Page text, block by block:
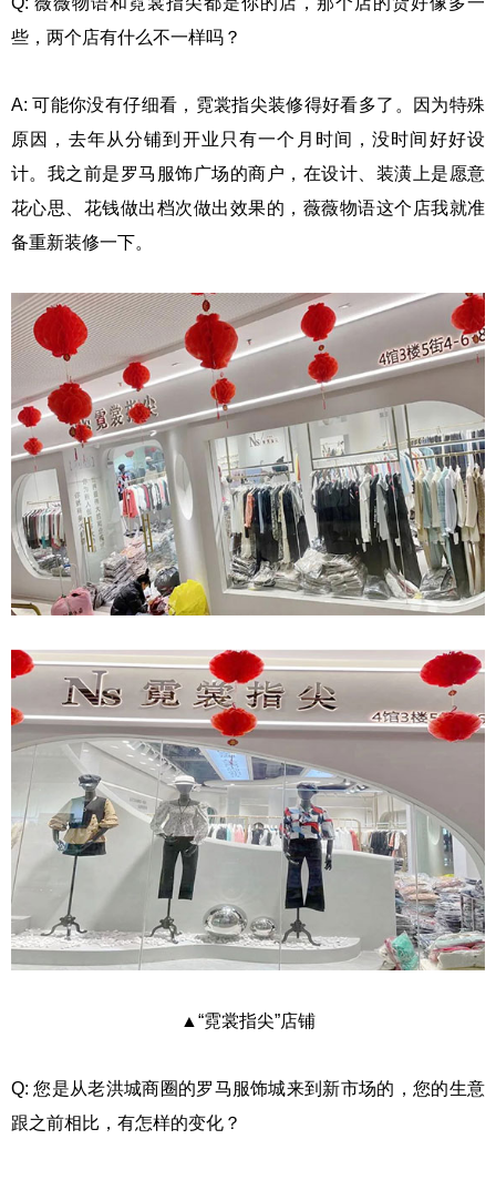
些，两个店有什么不一样吗？
A: 可能你没有仔细看，霓裳指尖装修得好看多了。因为特殊
原因，去年从分铺到开业只有一个月时间，没时间好好设
计。我之前是罗马服饰广场的商户，在设计、装潢上是愿意
花心思、花钱做出档次做出效果的，薇薇物语这个店我就准
备重新装修一下。
▲“霓裳指尖”店铺
Q: 您是从老洪城商圈的罗马服饰城来到新市场的，您的生意
跟之前相比，有怎样的变化？